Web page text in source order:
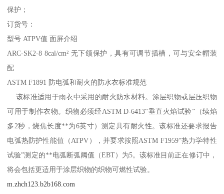
保护；
订货号：
型号 ATPV值 面屏介绍
ARC-SK2-8 8cal/cm² 无下颌保护，具有可调节插槽，可与安全帽装
配
ASTM F1891 防电弧和耐火的防水衣标准规范
该标准适用于雨衣中采用的耐火防水材料。涂层织物或层压织物
可用于制作衣物。织物必须经ASTM D-6413“垂直火焰试验”（续焰
多2秒，烧焦长度**为6英寸）测定具有耐火性。该标准还要求报告
电弧热防护性能值（ATPV），并要求按照ASTM F1959“热力学特性
试验”测定的**电弧断弧阈值（EBT）为5。该标准目前正在修订中，
将会包括更适用于涂层织物的织物可燃性试验。
m.zhch123.b2b168.com